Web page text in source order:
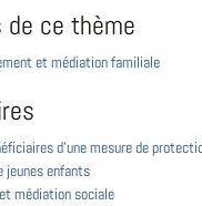
ce thème
et médiation familiale
d'une mesure de
jeunes enfants
médiation sociale